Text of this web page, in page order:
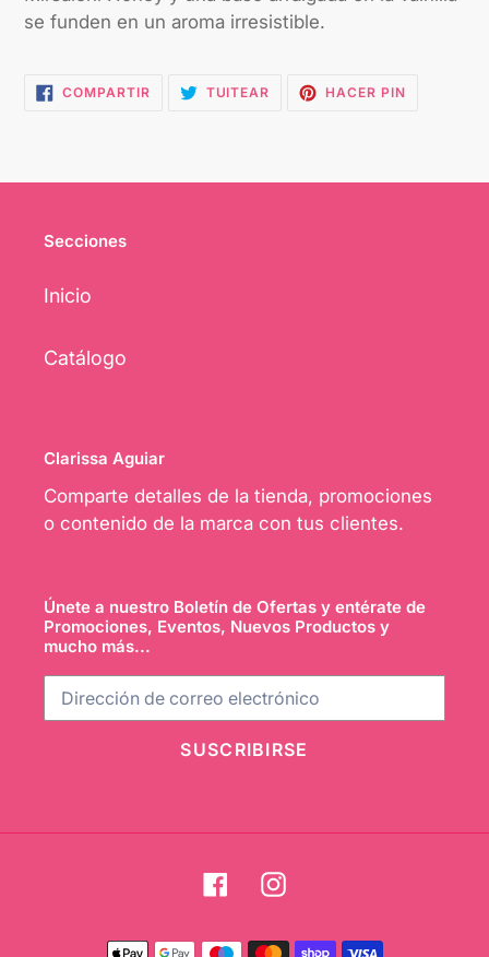
se funden en un aroma irresistible.
COMPARTIRCOMPARTIR
EN
TUITEAR TUITEARHACER PINPINEAR
EN
Secciones
Inicio
Catálogo
Clarissa Aguiar
Comparte detalles de la tienda, promociones
o contenido de la marca con tus clientes.
Únete a nuestro Boletín de Ofertas y entérate de
Promociones, Eventos, Nuevos Productos y
mucho más...
SUSCRIBIRSE
FacebookInstagram
Métodos